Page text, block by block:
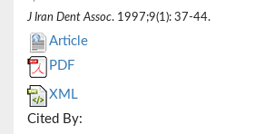
J Iran Dent Assoc. 1997;9(1): 37-44.
Article
PDF
XML
Cited By: